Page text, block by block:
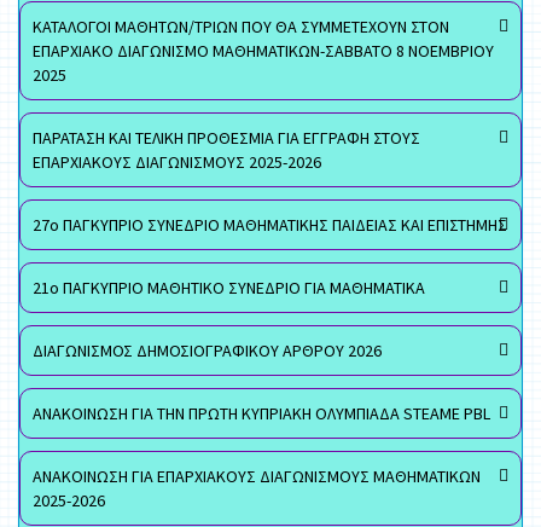
ΚΑΤΑΛΟΓΟΙ ΜΑΘΗΤΩΝ/ΤΡΙΩΝ ΠΟΥ ΘΑ ΣΥΜΜΕΤΕΧΟΥΝ ΣΤΟΝ
ΕΠΑΡΧΙΑΚΟ ΔΙΑΓΩΝΙΣΜΟ ΜΑΘΗΜΑΤΙΚΩΝ-ΣΑΒΒΑΤΟ 8 ΝΟΕΜΒΡΙΟΥ
2025
ΠΑΡΑΤΑΣΗ ΚΑΙ ΤΕΛΙΚΗ ΠΡΟΘΕΣΜΙΑ ΓΙΑ ΕΓΓΡΑΦΗ ΣΤΟΥΣ
ΕΠΑΡΧΙΑΚΟΥΣ ΔΙΑΓΩΝΙΣΜΟΥΣ 2025-2026
27ο ΠΑΓΚΥΠΡΙΟ ΣΥΝΕΔΡΙΟ ΜΑΘΗΜΑΤΙΚΗΣ ΠΑΙΔΕΙΑΣ ΚΑΙ ΕΠΙΣΤΗΜΗΣ
21ο ΠΑΓΚΥΠΡΙΟ ΜΑΘΗΤΙΚΟ ΣΥΝΕΔΡΙΟ ΓΙΑ ΜΑΘΗΜΑΤΙΚΑ
ΔΙΑΓΩΝΙΣΜΟΣ ΔΗΜΟΣΙΟΓΡΑΦΙΚΟΥ ΑΡΘΡΟΥ 2026
ΑΝΑΚΟΙΝΩΣΗ ΓΙΑ ΤΗΝ ΠΡΩΤΗ ΚΥΠΡΙΑΚΗ ΟΛΥΜΠΙΑΔΑ STEAME PBL
ΑΝΑΚΟΙΝΩΣΗ ΓΙΑ ΕΠΑΡΧΙΑΚΟΥΣ ΔΙΑΓΩΝΙΣΜΟΥΣ ΜΑΘΗΜΑΤΙΚΩΝ
2025-2026